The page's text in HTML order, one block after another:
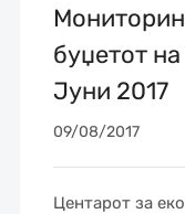
буџетот
Јуни 2017
09/08/2017
Центарот за